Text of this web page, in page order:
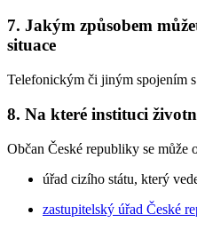
7. Jakým způsobem
situace
Telefonickým či jiným spojením
8. Na které instituci
Občan České republiky se může
úřad cizího státu, který
zastupitelský úřad České